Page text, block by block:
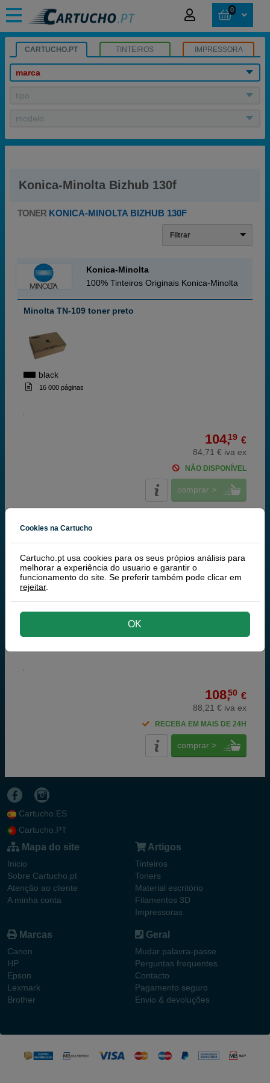
0
CARTUCHO.PT TINTEIROS IMPRESSORA
marca
tipo
modelo
Konica-Minolta Bizhub 130f
TONER KONICA-MINOLTA BIZHUB 130F
Filtrar
Konica-Minolta
100% Tinteiros Originais Konica-Minolta
Minolta TN-109 toner preto
black
16 000 páginas
104,19 €
84,71 € iva ex
NÃO DISPONÍVEL
comprar >
Konica-Minolta
Minolta DR-120 (9961000250 / 9967000924)
tambor
108,50 €
88,21 € iva ex
RECEBA EM MAIS DE 24H
comprar >
Cartucho.ES
Cartucho.PT
Mapa do site
Inicio
Sobre Cartucho.pt
Atenção ao cliente
A minha conta
Artigos
Tinteiros
Toners
Material escritório
Filamentos 3D
Impressoras
Marcas
Canon
HP
Epson
Lexmark
Brother
Geral
Mudar palavra-passe
Perguntas frequentes
Contacto
Pagamento seguro
Envio & devoluções
Cookies na Cartucho
Cartucho.pt usa cookies para os seus própios análisis para
melhorar a experiência do usuario e garantir o
funcionamento do site. Se preferir também pode clicar em
rejeitar.
OK